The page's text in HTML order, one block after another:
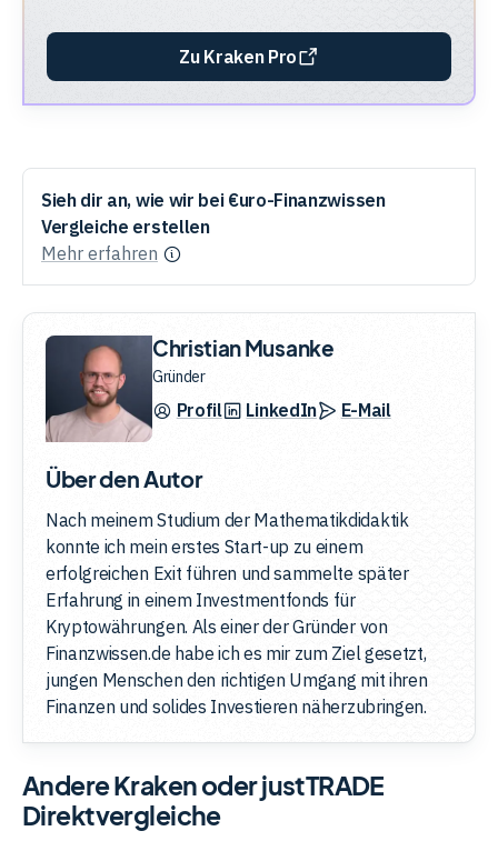
Zu Kraken Pro
Sieh dir an, wie wir bei €uro-Finanzwissen
Vergleiche erstellen
Mehr erfahren
Christian Musanke
Gründer
Profil LinkedIn E-Mail
Über den Autor
Nach meinem Studium der Mathematikdidaktik
konnte ich mein erstes Start-up zu einem
erfolgreichen Exit führen und sammelte später
Erfahrung in einem Investmentfonds für
Kryptowährungen. Als einer der Gründer von
Finanzwissen.de habe ich es mir zum Ziel gesetzt,
jungen Menschen den richtigen Umgang mit ihren
Finanzen und solides Investieren näherzubringen.
Andere Kraken oder justTRADE
Direktvergleiche